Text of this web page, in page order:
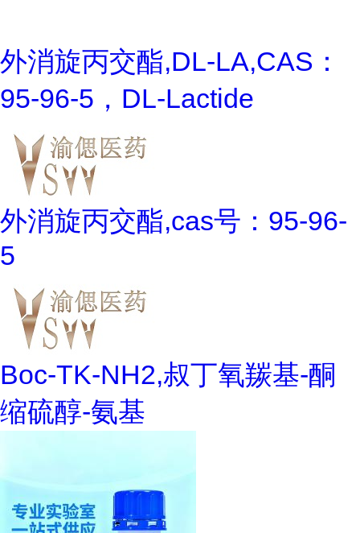
外消旋丙交酯,DL-LA,CAS：
95-96-5，DL-Lactide
外消旋丙交酯,cas号：95-96-
5
Boc-TK-NH2,叔丁氧羰基-酮
缩硫醇-氨基